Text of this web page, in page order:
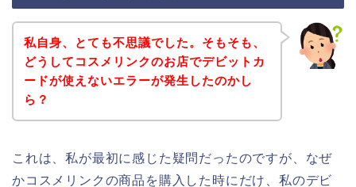
私自身、とても不思議でした。そもそも、
どうしてコスメリンクのお店でデビットカ
ードが使えないエラーが発生したのかし
ら？
これは、私が最初に感じた疑問だったのですが、なぜ
かコスメリンクの商品を購入した時にだけ、私のデビ